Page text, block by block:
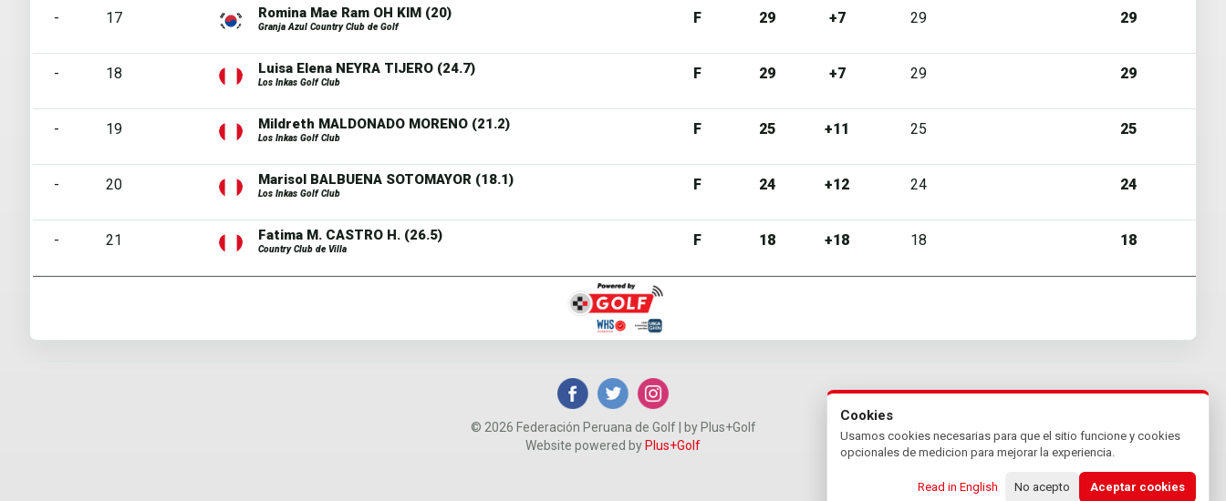
- 17 Romina Mae Ram OH KIM (20)
Granja Azul Country Club de Golf
F 29 +7 29 29
- 18 Luisa Elena NEYRA TIJERO (24.7)
Los Inkas Golf Club
F 29 +7 29 29
- 19 Mildreth MALDONADO MORENO (21.2)
Los Inkas Golf Club
F 25 +11 25 25
- 20 Marisol BALBUENA SOTOMAYOR (18.1)
Los Inkas Golf Club
F 24 +12 24 24
- 21 Fatima M. CASTRO H. (26.5)
Country Club de Villa
F 18 +18 18 18
© 2026 Federación Peruana de Golf | by Plus+Golf
Website powered by Plus+Golf
Cookies
Usamos cookies necesarias para que el sitio funcione y cookies
opcionales de medicion para mejorar la experiencia.
Read in English No acepto Aceptar cookies